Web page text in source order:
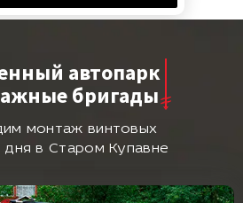
автопарк
бригады
монтаж винтовых
дня в Старом Купавне